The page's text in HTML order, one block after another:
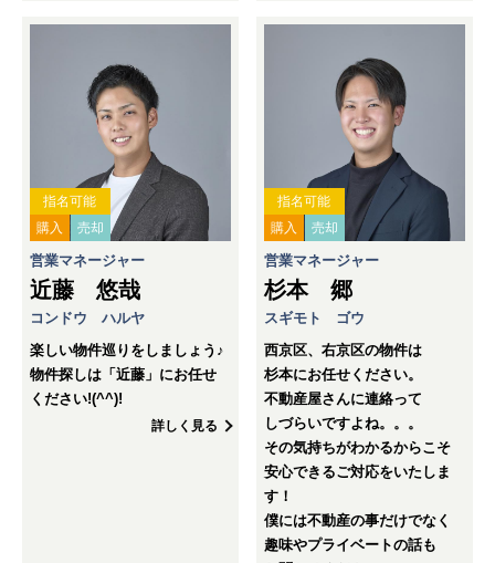
指名可能
購入
売却
営業マネージャー
近藤 悠哉
コンドウ ハルヤ
楽しい物件巡りをしましょう♪
物件探しは「近藤」にお任せ
ください!(^^)!
詳しく見る
指名可能
購入
売却
営業マネージャー
杉本 郷
スギモト ゴウ
西京区、右京区の物件は
杉本にお任せください。
不動産屋さんに連絡って
しづらいですよね。。。
その気持ちがわかるからこそ
安心できるご対応をいたしま
す！
僕には不動産の事だけでなく
趣味やプライベートの話も